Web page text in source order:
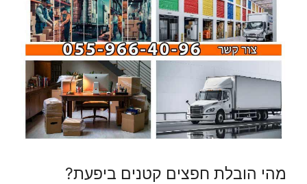
מהי הובלת חפצים קטנים ביפעת?